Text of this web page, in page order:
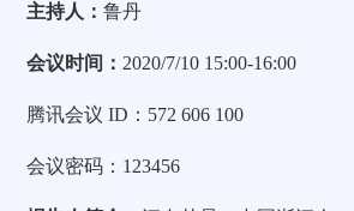
主持人：鲁丹
会议时间： 2020/7/10 15:00-16:00
腾讯会议 ID ： 572 606 100
会议密码： 123456